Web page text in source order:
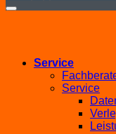
Service
Service